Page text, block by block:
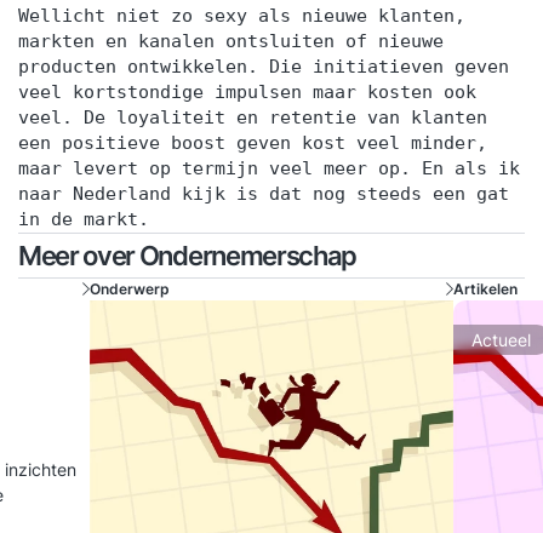
Wellicht niet zo sexy als nieuwe klanten,
markten en kanalen ontsluiten of nieuwe
producten ontwikkelen. Die initiatieven geven
veel kortstondige impulsen maar kosten ook
veel. De loyaliteit en retentie van klanten
een positieve boost geven kost veel minder,
maar levert op termijn veel meer op. En als ik
naar Nederland kijk is dat nog steeds een gat
in de markt.
Meer over Ondernemerschap
inzichten
Onderwerp Artikelen
Actueel